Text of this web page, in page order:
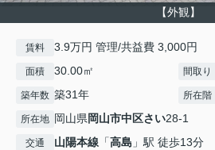
【外観】
賃料 3.9万円 管理/共益費 3,000円
面積 30.00㎡ 間取り
築年数 築31年 所在階
所在地 岡山県岡山市中区さい28-1
交通 山陽本線 「高島 」駅 徒歩13分